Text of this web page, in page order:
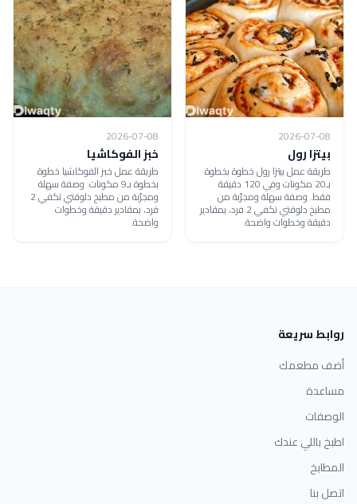
2026-07-08
بيتزا رول
طريقة عمل بيتزا رول خطوة بخطوة
بـ20 مكونات وفي 120 دقيقة
فقط. وصفة سهلة ومجرّبة من
مطبخ دلوقتي تكفي 2 فرد، بمقادير
دقيقة وخطوات واضحة.
2026-07-08
خبز الفوكاشيا
طريقة عمل خبز الفوكاشيا خطوة
بخطوة بـ9 مكونات. وصفة سهلة
ومجرّبة من مطبخ دلوقتي تكفي 2
فرد، بمقادير دقيقة وخطوات
واضحة.
روابط سريعة
أضف مطعمك
مساعدة
الوصفات
اطبخ باللي عندك
المطابخ
اتصل بنا